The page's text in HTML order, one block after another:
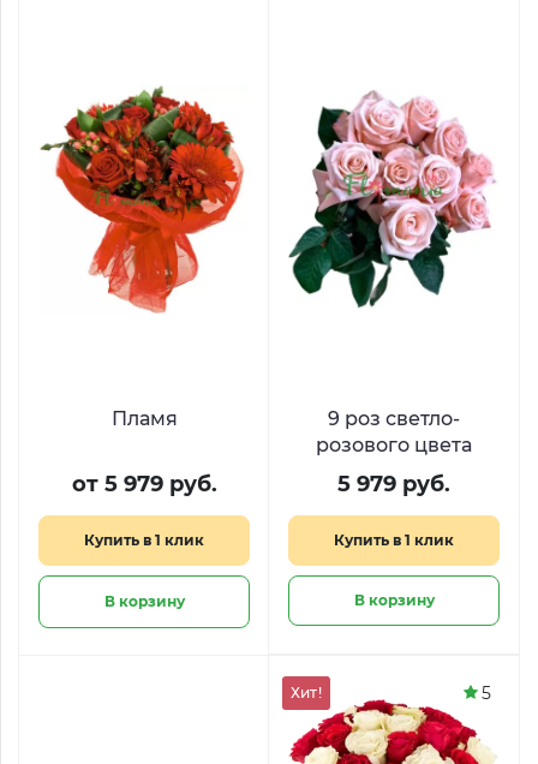
Пламя
от 5 979 руб.
Купить в 1 клик
В корзину
9 роз светло-
розового цвета
5 979 руб.
Купить в 1 клик
В корзину
Хит! 5